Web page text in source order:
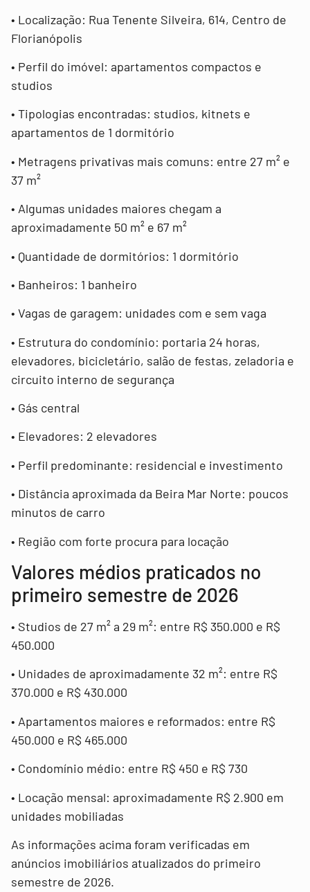
• Localização: Rua Tenente Silveira, 614, Centro de
Florianópolis
• Perfil do imóvel: apartamentos compactos e
studios
• Tipologias encontradas: studios, kitnets e
apartamentos de 1 dormitório
• Metragens privativas mais comuns: entre 27 m² e
37 m²
• Algumas unidades maiores chegam a
aproximadamente 50 m² e 67 m²
• Quantidade de dormitórios: 1 dormitório
• Banheiros: 1 banheiro
• Vagas de garagem: unidades com e sem vaga
• Estrutura do condomínio: portaria 24 horas,
elevadores, bicicletário, salão de festas, zeladoria e
circuito interno de segurança
• Gás central
• Elevadores: 2 elevadores
• Perfil predominante: residencial e investimento
• Distância aproximada da Beira Mar Norte: poucos
minutos de carro
• Região com forte procura para locação
Valores médios praticados no
primeiro semestre de 2026
• Studios de 27 m² a 29 m²: entre R$ 350.000 e R$
450.000
• Unidades de aproximadamente 32 m²: entre R$
370.000 e R$ 430.000
• Apartamentos maiores e reformados: entre R$
450.000 e R$ 465.000
• Condomínio médio: entre R$ 450 e R$ 730
• Locação mensal: aproximadamente R$ 2.900 em
unidades mobiliadas
As informações acima foram verificadas em
anúncios imobiliários atualizados do primeiro
semestre de 2026.